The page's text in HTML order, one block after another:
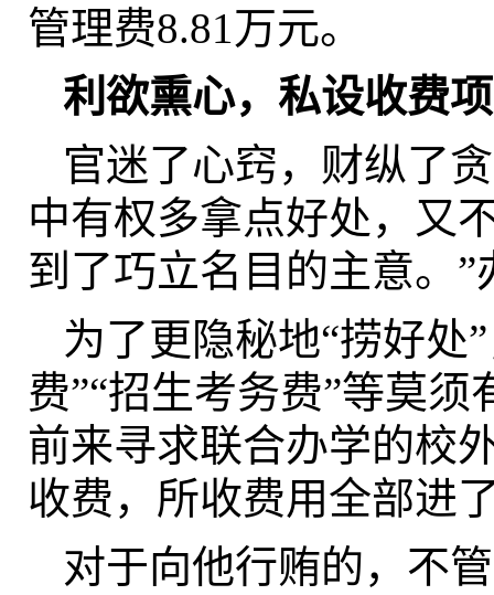
管理费8.81万元。
利欲熏心，私设收费
官迷了心窍，财纵了
中有权多拿点好处，又
到了巧立名目的主意。
为了更隐秘地“捞好处
费”“招生考务费”等莫
前来寻求联合办学的校
收费，所收费用全部进
对于向他行贿的，不